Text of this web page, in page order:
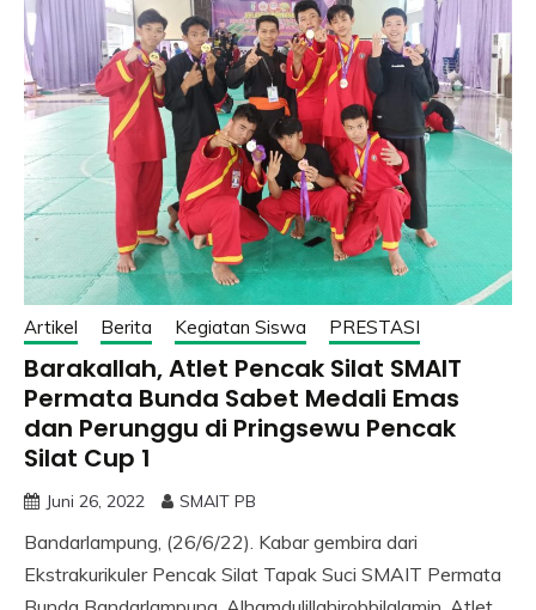
Artikel Berita Kegiatan Siswa PRESTASI
Barakallah, Atlet Pencak Silat SMAIT
Permata Bunda Sabet Medali Emas
dan Perunggu di Pringsewu Pencak
Silat Cup 1
Juni 26, 2022 SMAIT PB
Bandarlampung, (26/6/22). Kabar gembira dari
Ekstrakurikuler Pencak Silat Tapak Suci SMAIT Permata